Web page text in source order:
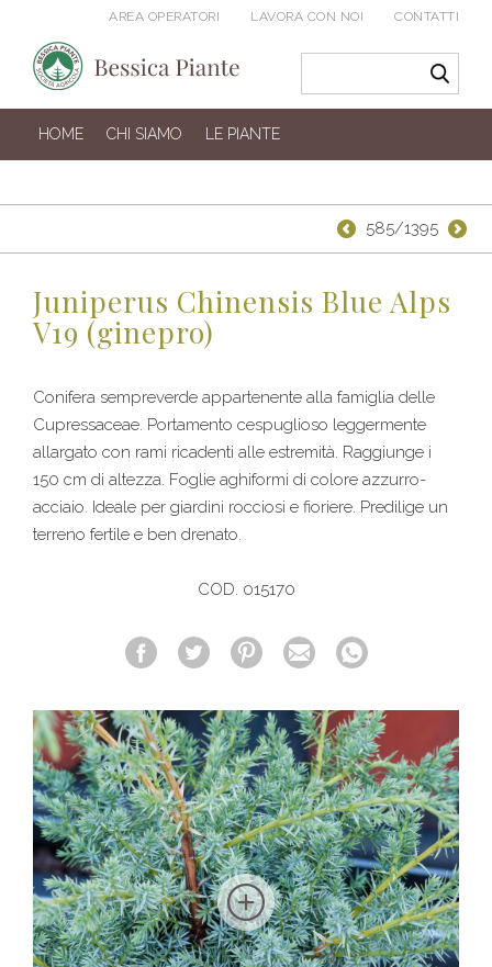
AREA OPERATORI LAVORA CON NOI CONTATTI
HOME CHI SIAMO LE PIANTE
585/1395
Juniperus Chinensis Blue Alps
V19 (ginepro)
Conifera sempreverde appartenente alla famiglia delle
Cupressaceae. Portamento cespuglioso leggermente
allargato con rami ricadenti alle estremità. Raggiunge i
150 cm di altezza. Foglie aghiformi di colore azzurro-
acciaio. Ideale per giardini rocciosi e fioriere. Predilige un
terreno fertile e ben drenato.
COD. 015170